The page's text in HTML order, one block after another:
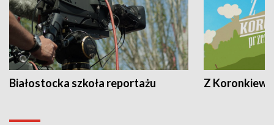
Białostocka szkoła reportażu Z